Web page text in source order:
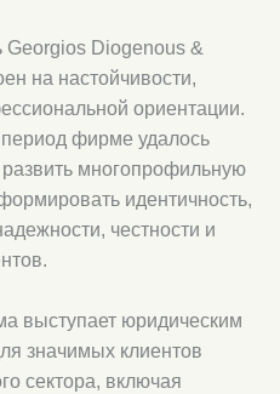
Georgios Diogenous &
на настойчивости,
ориентации.
период фирме удалось
многопрофильную
идентичность,
честности и
выступает юридическим
значимых клиентов
сектора, включая